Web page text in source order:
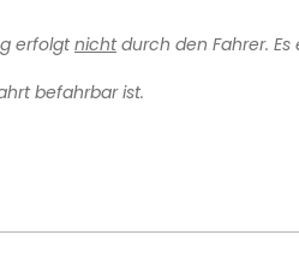
erfolgtnichtdurch den Fahrer.
befahrbar ist.